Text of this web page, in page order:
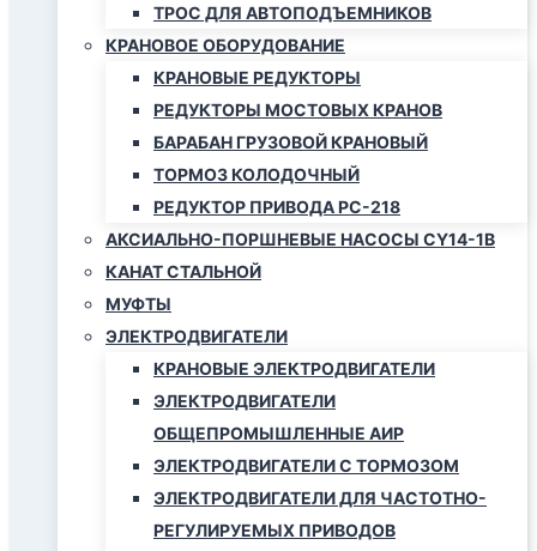
ТРОС ДЛЯ АВТОПОДЪЕМНИКОВ
КРАНОВОЕ ОБОРУДОВАНИЕ
КРАНОВЫЕ РЕДУКТОРЫ
РЕДУКТОРЫ МОСТОВЫХ КРАНОВ
БАРАБАН ГРУЗОВОЙ КРАНОВЫЙ
ТОРМОЗ КОЛОДОЧНЫЙ
РЕДУКТОР ПРИВОДА РС-218
АКСИАЛЬНО-ПОРШНЕВЫЕ НАСОСЫ CY14-1B
КАНАТ СТАЛЬНОЙ
МУФТЫ
ЭЛЕКТРОДВИГАТЕЛИ
КРАНОВЫЕ ЭЛЕКТРОДВИГАТЕЛИ
ЭЛЕКТРОДВИГАТЕЛИ
ОБЩЕПРОМЫШЛЕННЫЕ АИР
ЭЛЕКТРОДВИГАТЕЛИ С ТОРМОЗОМ
ЭЛЕКТРОДВИГАТЕЛИ ДЛЯ ЧАСТОТНО-
РЕГУЛИРУЕМЫХ ПРИВОДОВ